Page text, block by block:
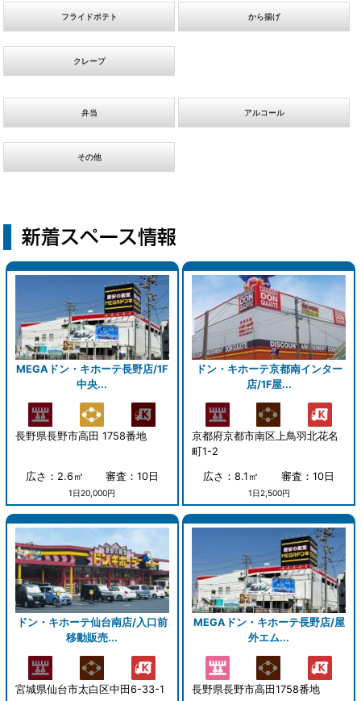
フライドポテト から揚げ
クレープ
弁当 アルコール
その他
MEGAドン・キホーテ長野店/1F
中央...
長野県長野市高田 1758番地
広さ：2.6㎡ 審査：10日
1日20,000円
ドン・キホーテ京都南インター
店/1F屋...
京都府京都市南区上鳥羽北花名
町1-2
広さ：8.1㎡ 審査：10日
1日2,500円
ドン・キホーテ仙台南店/入口前
移動販売...
宮城県仙台市太白区中田6-33-1
MEGAドン・キホーテ長野店/屋
外エム...
長野県長野市高田1758番地